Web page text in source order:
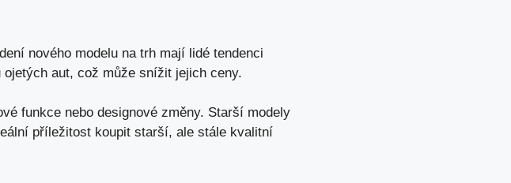
nového modelu na trh mají lidé tendenci
aut, což může snížit jejich ceny.
funkce nebo designové změny. Starší modely
příležitost koupit starší, ale stále kvalitní